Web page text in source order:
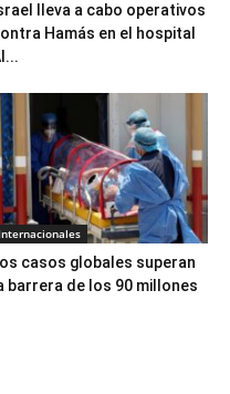
lleva a cabo operativos
Hamás en el hospital
Internacionales
casos globales superan
barrera de los 90 millones